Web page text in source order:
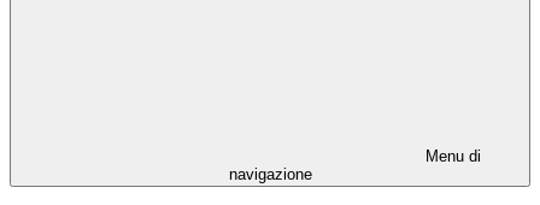
Menu di
navigazione